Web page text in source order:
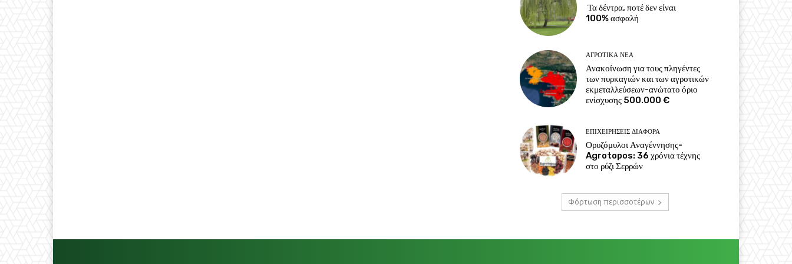
Τα δέντρα, ποτέ δεν είναι
100% ασφαλή
ΑΓΡΟΤΙΚΆ ΝΈΑ
Ανακοίνωση για τους πληγέντες
των πυρκαγιών και των αγροτικών
εκμεταλλεύσεων-ανώτατο όριο
ενίσχυσης 500.000 €
ΕΠΙΧΕΙΡΉΣΕΙΣ ΔΙΆΦΟΡΑ
Ορυζόμυλοι Αναγέννησης-
Agrotopos: 36 χρόνια τέχνης
στο ρύζι Σερρών
Φόρτωση περισσοτέρων